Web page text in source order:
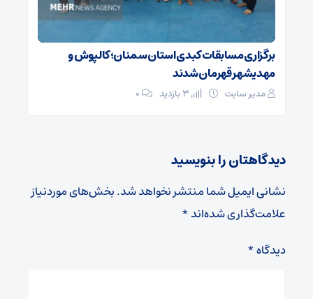
برگزاری مسابقات کبدی استان سمنان؛ کالپوش و
مهدیشهر قهرمان شدند
مدیر سایت ۰
دیدگاهتان را بنویسید
نشانی ایمیل شما منتشر نخواهد شد.بخش‌های موردنیاز
علامت‌گذاری شده‌اند*
دیدگاه*